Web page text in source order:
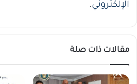
الإلكتروني.
مقالات ذات صلة